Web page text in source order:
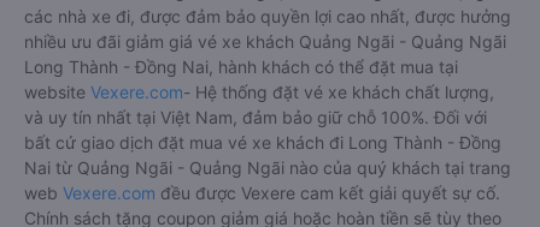
các nhà xe đi, được đảm bảo quyền lợi cao nhất, được hưởng
nhiều ưu đãi giảm giá vé xe khách Quảng Ngãi - Quảng Ngãi
Long Thành - Đồng Nai, hành khách có thể đặt mua tại
website Vexere.com- Hệ thống đặt vé xe khách chất lượng,
và uy tín nhất tại Việt Nam, đảm bảo giữ chỗ 100%. Đối với
bất cứ giao dịch đặt mua vé xe khách đi Long Thành - Đồng
Nai từ Quảng Ngãi - Quảng Ngãi nào của quý khách tại trang
web Vexere.com đều được Vexere cam kết giải quyết sự cố.
Chính sách tặng coupon giảm giá hoặc hoàn tiền sẽ tùy theo